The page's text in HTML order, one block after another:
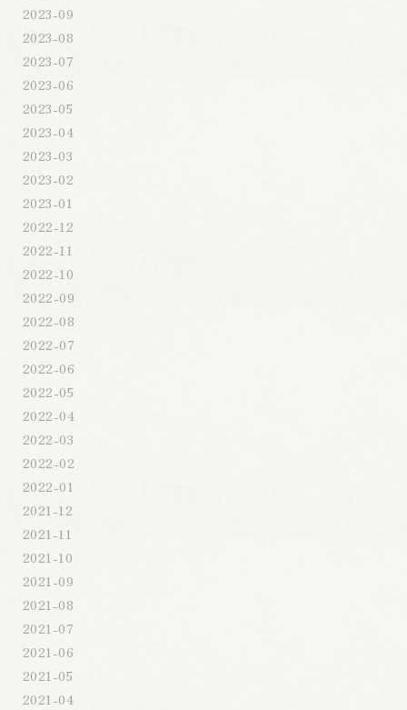
2023-09
2023-08
2023-07
2023-06
2023-05
2023-04
2023-03
2023-02
2023-01
2022-12
2022-11
2022-10
2022-09
2022-08
2022-07
2022-06
2022-05
2022-04
2022-03
2022-02
2022-01
2021-12
2021-11
2021-10
2021-09
2021-08
2021-07
2021-06
2021-05
2021-04